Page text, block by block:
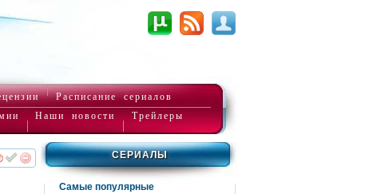
Расписание сериалов
Наши новости Трейлеры
СЕРИАЛЫ
Самые популярные
интересует